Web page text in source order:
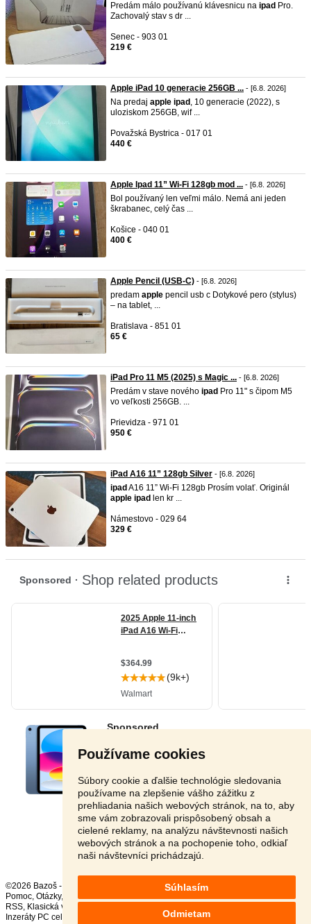
Používame cookies
Súbory cookie a ďalšie technológie sledovania
používame na zlepšenie vášho zážitku z
prehliadania našich webových stránok, na to, aby
sme vám zobrazovali prispôsobený obsah a
cielené reklamy, na analýzu návštevnosti našich
webových stránok a na pochopenie toho, odkiaľ
naši návštevníci prichádzajú.
Súhlasím
Odmietam
Predám málo používanú klávesnicu na ipad Pro.
Zachovalý stav s dr ...
Senec - 903 01
219 €
Apple iPad 10 generacie 256GB ... - [6.8. 2026]
Na predaj apple ipad , 10 generacie (2022), s
uloziskom 256GB, wif ...
Považská Bystrica - 017 01
440 €
Apple Ipad 11” Wi-Fi 128gb mod ... - [6.8. 2026]
Bol používaný len veľmi málo. Nemá ani jeden
škrabanec, celý čas ...
Košice - 040 01
400 €
Apple Pencil (USB-C) - [6.8. 2026]
predam apple pencil usb c Dotykové pero (stylus)
– na tablet, ...
Bratislava - 851 01
65 €
iPad Pro 11 M5 (2025) s Magic ... - [6.8. 2026]
Predám v stave nového ipad Pro 11" s čipom M5
vo veľkosti 256GB. ...
Prievidza - 971 01
950 €
iPad A16 11” 128gb Silver - [6.8. 2026]
ipad A16 11” Wi-Fi 128gb Prosím volať. Originál
apple ipad len kr ...
Námestovo - 029 64
329 €
Stránka: 1 2 3 Ďalšia
©2026 Bazoš -
Pomoc, Otázky, Hodnotenie
RSS,
Inzeráty PC celkom:
1664